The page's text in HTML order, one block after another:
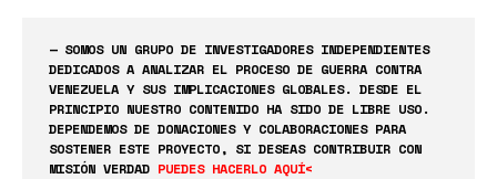
— SOMOS UN GRUPO DE INVESTIGADORES INDEPENDIENTES
DEDICADOS A ANALIZAR EL PROCESO DE GUERRA CONTRA
VENEZUELA Y SUS IMPLICACIONES GLOBALES. DESDE EL
PRINCIPIO NUESTRO CONTENIDO HA SIDO DE LIBRE USO.
DEPENDEMOS DE DONACIONES Y COLABORACIONES PARA
SOSTENER ESTE PROYECTO, SI DESEAS CONTRIBUIR CON
MISIÓN VERDAD PUEDES HACERLO AQUÍ<